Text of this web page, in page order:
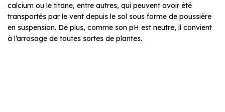
calcium ou le titane, entre autres, qui peuvent avoir été
transportés par le vent depuis le sol sous forme de poussière
en suspension. De plus, comme son pH est neutre, il convient
à l’arrosage de toutes sortes de plantes.